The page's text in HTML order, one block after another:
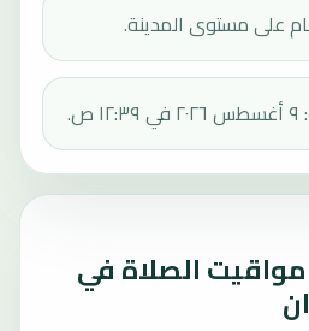
على مستوى المدينة.
الصلاة في